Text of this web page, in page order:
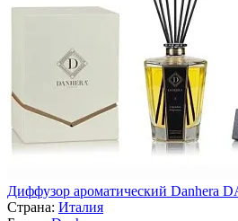
Диффузор ароматический Danhera
Страна: Италия